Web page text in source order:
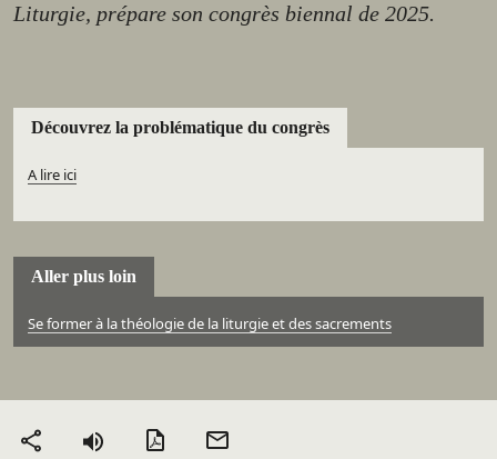
Liturgie, prépare son congrès biennal de 2025.
Découvrez la problématique du congrès
A lire ici
Aller plus loin
Se former à la théologie de la liturgie et des sacrements
Partager Version PDF